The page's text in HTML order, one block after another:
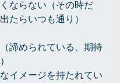
ならない（その時だ
たらいつも通り）
諦められている、期待
イメージを持たれてい